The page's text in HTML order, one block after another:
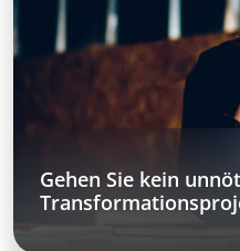
Gehen Sie kein